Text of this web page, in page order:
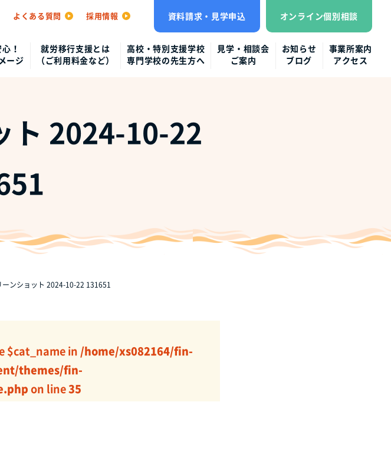
よくある質問 採用情報 資料請求・見学申込 オンライン個別相談
！
ージ
就労移行支援とは
（ご利用料金など）
高校・特別支援学校
専門学校の先生方へ
見学・相談会
ご案内
お知らせ
ブログ
事業所案内
アクセス
ト 2024-10-22
ーンショット 2024-10-22 131651
$cat_name in /home/xs082164/fin-
themes/fin-
on line35